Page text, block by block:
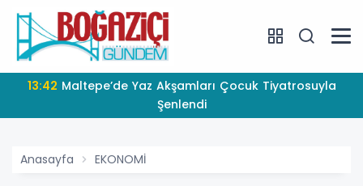
13:42
Şenlendi
Anasayfa EKONOMİ